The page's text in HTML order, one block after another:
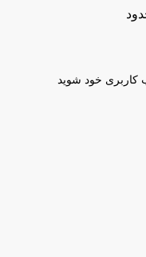
کاربری خود شوید